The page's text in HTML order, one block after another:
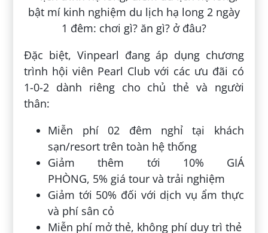
Đặc biệt, Vinpearl đang áp dụng chương
trình hội viên Pearl Club với các ưu đãi có
1-0-2 dành riêng cho chủ thẻ và người
thân:
Miễn phí 02 đêm nghỉ tại khách
sạn/resort trên toàn hệ thống
Giảm thêm tới 10% GIÁ
PHÒNG, 5% giá tour và trải nghiệm
Giảm tới 50% đối với dịch vụ ẩm thực
và phí sân cỏ
Miễn phí mở thẻ, không phí duy trì thẻ